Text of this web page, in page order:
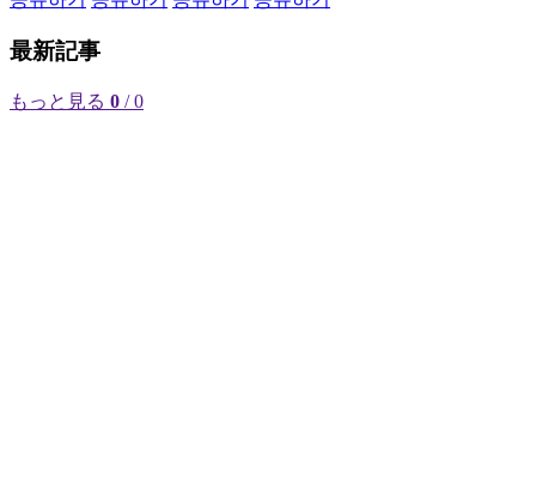
最新記事
もっと見る 0 / 0